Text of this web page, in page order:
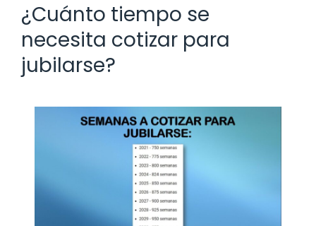
¿Cuánto tiempo se
necesita cotizar para
jubilarse?